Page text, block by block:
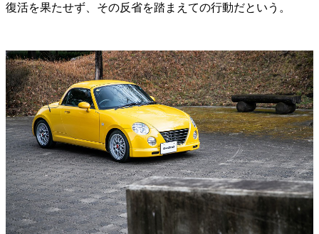
復活を果たせず、その反省を踏まえての行動だという。